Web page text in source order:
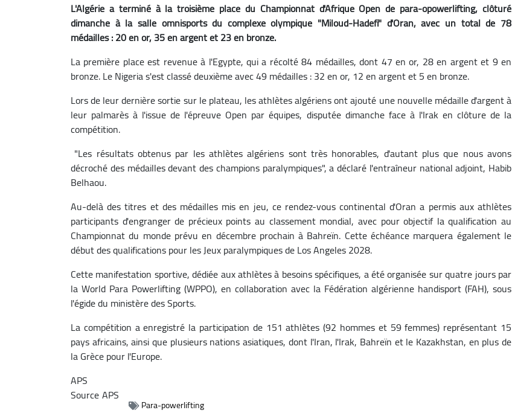
L'Algérie a terminé à la troisième place du Championnat d'Afrique Open de para-opowerlifting, clôturé
dimanche à la salle omnisports du complexe olympique "Miloud-Hadefi" d'Oran, avec un total de 78
médailles : 20 en or, 35 en argent et 23 en bronze.
La première place est revenue à l'Egypte, qui a récolté 84 médailles, dont 47 en or, 28 en argent et 9 en
bronze. Le Nigeria s'est classé deuxième avec 49 médailles : 32 en or, 12 en argent et 5 en bronze.
Lors de leur dernière sortie sur le plateau, les athlètes algériens ont ajouté une nouvelle médaille d'argent à
leur palmarès à l'issue de l'épreuve Open par équipes, disputée dimanche face à l'Irak en clôture de la
compétition.
"Les résultats obtenus par les athlètes algériens sont très honorables, d'autant plus que nous avons
décroché des médailles devant des champions paralympiques", a déclaré l'entraîneur national adjoint, Habib
Belhaou.
Au-delà des titres et des médailles mis en jeu, ce rendez-vous continental d'Oran a permis aux athlètes
participants d'engranger de précieux points au classement mondial, avec pour objectif la qualification au
Championnat du monde prévu en décembre prochain à Bahreïn. Cette échéance marquera également le
début des qualifications pour les Jeux paralympiques de Los Angeles 2028.
Cette manifestation sportive, dédiée aux athlètes à besoins spécifiques, a été organisée sur quatre jours par
la World Para Powerlifting (WPPO), en collaboration avec la Fédération algérienne handisport (FAH), sous
l'égide du ministère des Sports.
La compétition a enregistré la participation de 151 athlètes (92 hommes et 59 femmes) représentant 15
pays africains, ainsi que plusieurs nations asiatiques, dont l'Iran, l'Irak, Bahreïn et le Kazakhstan, en plus de
la Grèce pour l'Europe.
APS
SourceAPS
Para-powerlifting